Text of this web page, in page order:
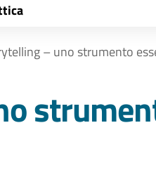
– uno strumento